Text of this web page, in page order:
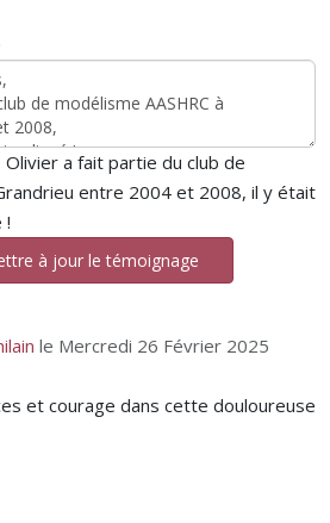
Olivier a fait partie du club de
entre 2004 et 2008, il y était
!
à jour le témoignage
le Mercredi 26 Février 2025
et courage dans cette douloureuse